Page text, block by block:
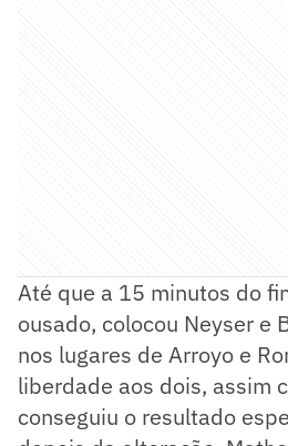
Até que a 15 minutos do
ousado, colocou Neyser e
nos lugares de Arroyo e
liberdade aos dois, assim
conseguiu o resultado